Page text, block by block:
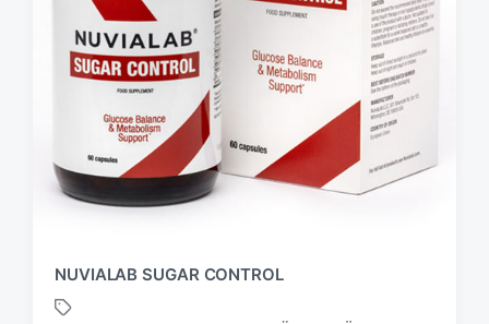
NUVIALAB SUGAR CONTROL